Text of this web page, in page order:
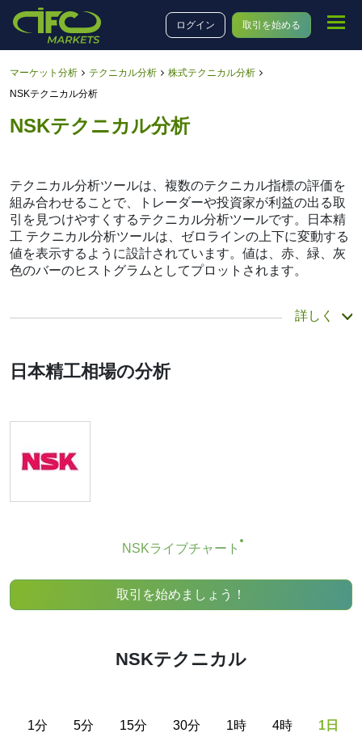
ログイン 取引を始める
マーケット分析 テクニカル分析
株式テクニカル分析
NSKテクニカル分析
NSKテクニカル分析
テクニカル分析ツールは、複数のテクニカル指標の評価を
組み合わせることで、トレーダーや投資家が利益の出る取
引を見つけやすくするテクニカル分析ツールです。日本精
工 テクニカル分析ツールは、ゼロラインの上下に変動する
値を表示するように設計されています。値は、赤、緑、灰
色のバーのヒストグラムとしてプロットされます。
概要レポート
重なテクニカル分析ツールとなり得ます。多くのトレーダ
ーは、より良い意思決定を行うために、複数の補完的な指
当然のことながら、テクニカルレーティング指標の推奨の
詳しく
日本精工相場の分析
NSKライブチャート
取引を始めましょう！
NSKテクニカル
1分 5分 15分 30分 1時 4時 1日